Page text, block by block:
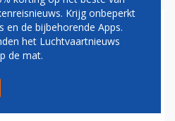
HIELD
KORT
NA MELDING
Krijg onbeperkt
de bijbehorende Apps.
het Luchtvaartnieuws
de mat.